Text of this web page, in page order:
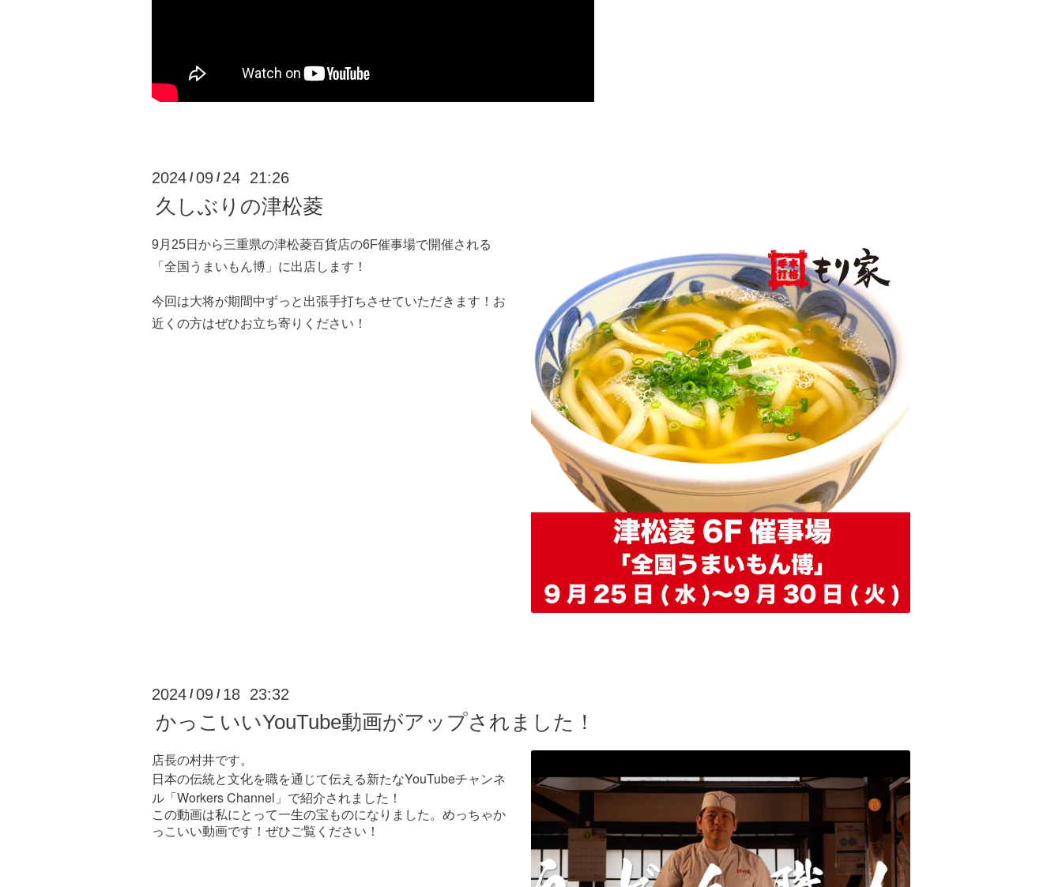
2024 /09 / 24 21:26
久しぶりの津松菱
9月25日から三重県の津松菱百貨店の6F催事場で開催される
「全国うまいもん博」に出店します！
今回は大将が期間中ずっと出張手打ちさせていただきます！お
近くの方はぜひお立ち寄りください！
2024 /09 / 18 23:32
かっこいいYouTube動画がアップされました！
店長の村井です。
日本の伝統と文化を職を通じて伝える新たなYouTubeチャンネ
ル「Workers Channel」で紹介されました！
この動画は私にとって一生の宝ものになりました。めっちゃか
っこいい動画です！ぜひご覧ください！